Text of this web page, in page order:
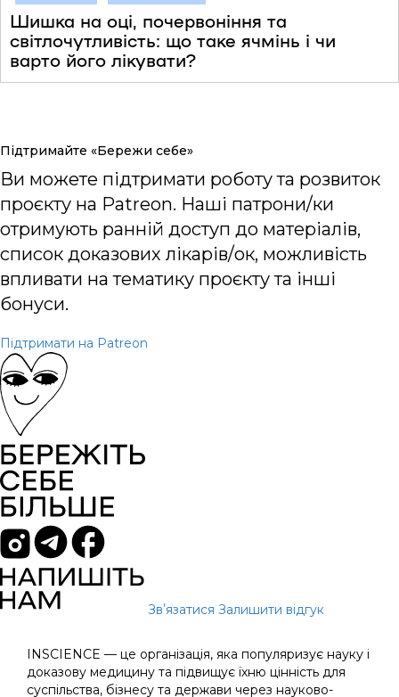
Шишка на оці, почервоніння та
світлочутливість: що таке ячмінь і чи
варто його лікувати?
Підтримайте «Бережи себе»
Ви можете підтримати роботу та розвиток
проєкту на Patreon. Наші патрони/ки
отримують ранній доступ до матеріалів,
список доказових лікарів/ок, можливість
впливати на тематику проєкту та інші
бонуси.
Підтримати на Patreon
Звʼязатися Залишити відгук
INSCIENCE — це організація, яка популяризує науку і
доказову медицину та підвищує їхню цінність для
суспільства, бізнесу та держави через науково-